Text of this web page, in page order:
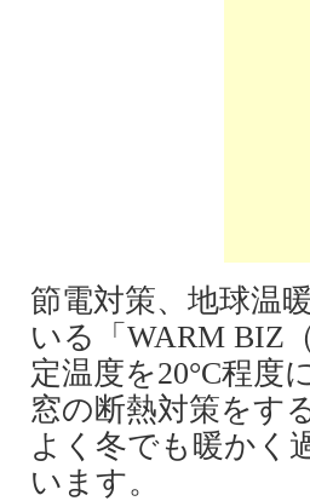
節電対策、地球温
いる「WARM BIZ
定温度を20°C程度
窓の断熱対策をす
よく冬でも暖かく
います。